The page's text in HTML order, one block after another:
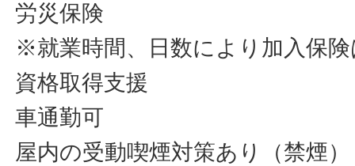
労災保険
※就業時間、日数により加入保
資格取得支援
車通勤可
屋内の受動喫煙対策あり（禁煙）